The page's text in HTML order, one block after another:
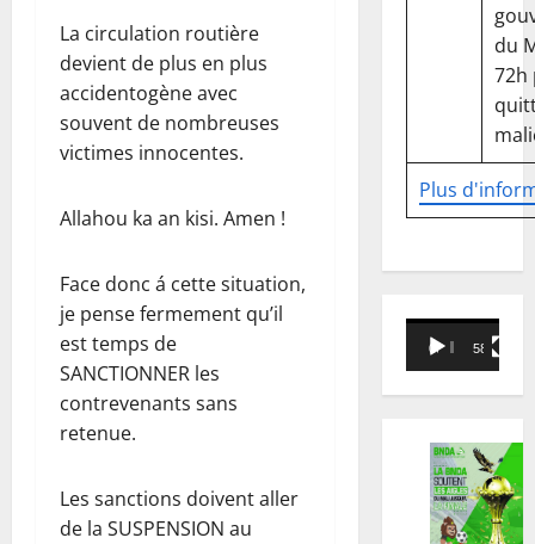
La circulation routière
devient de plus en plus
accidentogène avec
souvent de nombreuses
victimes innocentes.
Allahou ka an kisi. Amen !
Face donc á cette situation,
je pense fermement qu’il
est temps de
SANCTIONNER les
contrevenants sans
retenue.
Les sanctions doivent aller
de la SUSPENSION au
Plus
du
72h
Lecteur
vidéo
00:00 58:18